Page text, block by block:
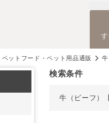
ペットフード・ペット用品通販
検索条件
牛（ビーフ）